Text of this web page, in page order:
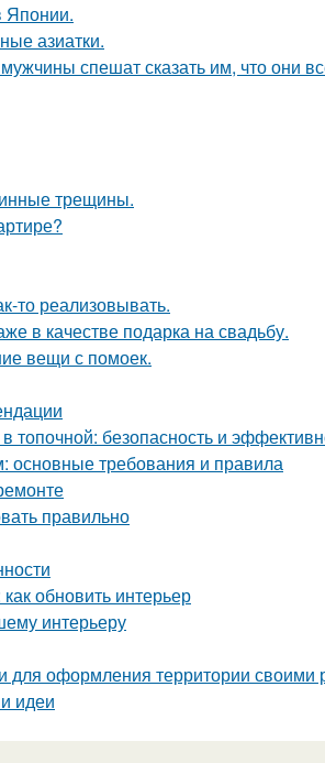
Японии.
азиатки.
спешат сказать им, что они
трещины.
то реализовывать.
в качестве подарка на свадьбу.
вещи с помоек.
безопасность и
основные требования и правила
правильно
обновить интерьер
интерьеру
для оформления территории своими
идеи